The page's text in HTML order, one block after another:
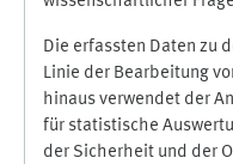
Die erfassten Daten zu
Linie der Bearbeitung
hinaus verwendet der
für statistische
der Sicherheit und der